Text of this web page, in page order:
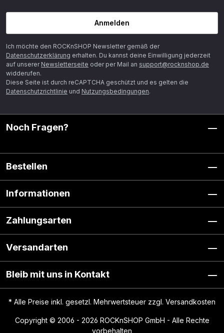
Anmelden
Ich möchte den ROCKnSHOP Newsletter gemäß der
Datenschutzerklärung erhalten. Du kannst deine Einwilligung jederzeit
auf unserer Newsletterseite oder per Mail an support@rocknshop.de
widderufen.
Diese Seite ist durch reCAPTCHA geschützt und es gelten die
Datenschutzrichtlinie und Nutzungsbedingungen.
Noch Fragen?
Bestellen
Informationen
Zahlungsarten
Versandarten
Bleib mit uns in Kontakt
* Alle Preise inkl. gesetzl. Mehrwertsteuer zzgl. Versandkosten
Copyright © 2006 - 2026 ROCKnSHOP GmbH - Alle Rechte
vorbehalten